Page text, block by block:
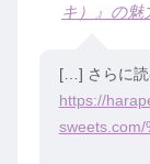
キ）』の魅
[…] さらに
https://
sweets.com/